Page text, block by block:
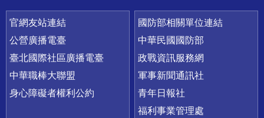
官網友站連結
公營廣播電臺
臺北國際社區廣播電臺
中華職棒大聯盟
身心障礙者權利公約
國防部相關單位連結
中華民國國防部
政戰資訊服務網
軍事新聞通訊社
青年日報社
福利事業管理處